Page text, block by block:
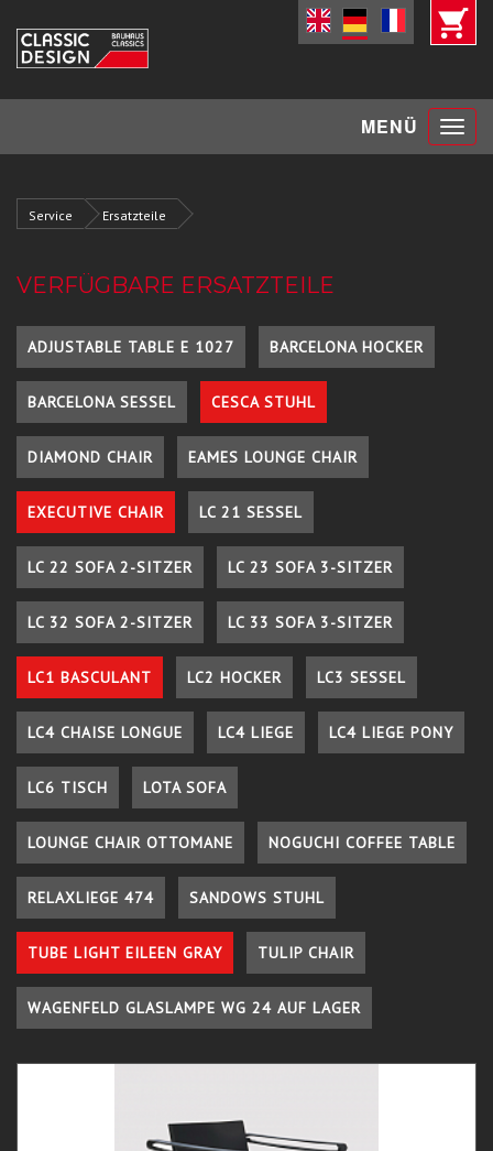
MENÜ Toggle
Service Ersatzteile
VERFÜGBARE ERSATZTEILE
ADJUSTABLE TABLE E 1027 BARCELONA HOCKER
BARCELONA SESSEL CESCA STUHL
DIAMOND CHAIR EAMES LOUNGE CHAIR
EXECUTIVE CHAIR LC 21 SESSEL
LC 22 SOFA 2-SITZER LC 23 SOFA 3-SITZER
LC 32 SOFA 2-SITZER LC 33 SOFA 3-SITZER
LC1 BASCULANT LC2 HOCKER LC3 SESSEL
LC4 CHAISE LONGUE LC4 LIEGE LC4 LIEGE PONY
LC6 TISCH LOTA SOFA
LOUNGE CHAIR OTTOMANE NOGUCHI COFFEE TABLE
RELAXLIEGE 474 SANDOWS STUHL
TUBE LIGHT EILEEN GRAY TULIP CHAIR
WAGENFELD GLASLAMPE WG 24 AUF LAGER